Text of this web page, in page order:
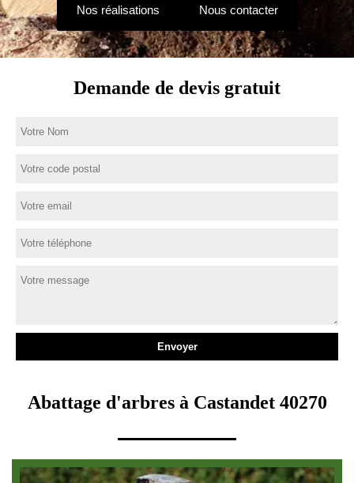
Nos réalisations Nous contacter
Demande de devis gratuit
Abattage d'arbres à Castandet 40270